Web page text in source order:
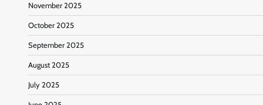
November 2025
October 2025
September 2025
August 2025
July 2025